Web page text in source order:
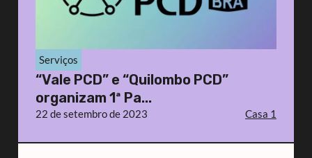
Serviços
“Vale PCD” e “Quilombo PCD”
organizam 1ª Pa...
22 de setembro de 2023 Casa 1